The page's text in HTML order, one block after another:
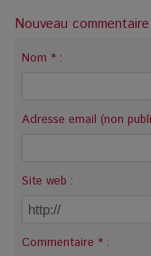
Nouveau
Nom * :
Adresse email (non
Site web :
Commentaire * :